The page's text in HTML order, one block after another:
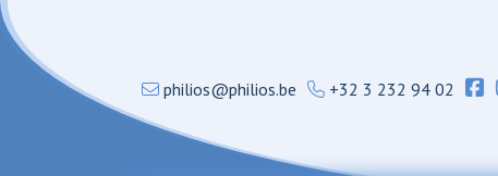
philios@philios.be +32 3 232 94 02